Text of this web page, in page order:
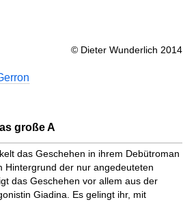
© Dieter Wunderlich 2014
große A
das Geschehen in ihrem Debütroman
Hintergrund der nur angedeuteten
das Geschehen vor allem aus der
Giadina. Es gelingt ihr, mit